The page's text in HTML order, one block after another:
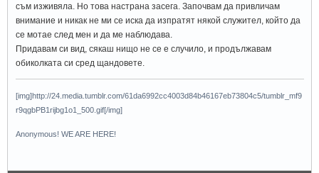
съм изживяла. Но това настрана засега. Започвам да привличам
внимание и никак не ми се иска да изпратят някой служител, който да
се мотае след мен и да ме наблюдава.
Придавам си вид, сякаш нищо не се е случило, и продължавам
обиколката си сред щандовете.
[img]http://24.media.tumblr.com/61da6992cc4003d84b46167eb73804c5/tumblr_mf9
r9qgbPB1rijbg1o1_500.gif[/img]
Anonymous! WE ARE HERE!